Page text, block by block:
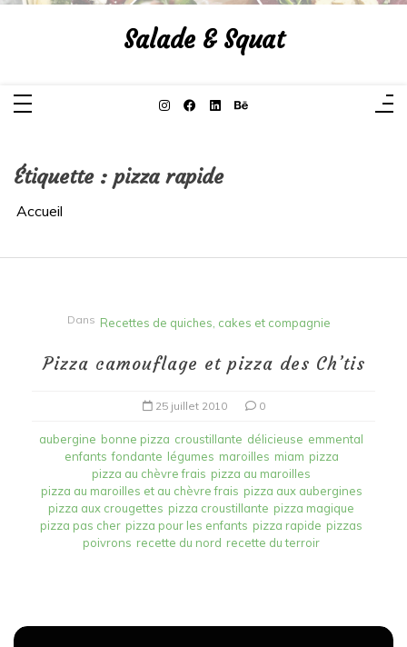
Aller
Salade & Squat
Étiquette : pizza rapide
Accueil
Dans Recettes de quiches, cakes et compagnie
Pizza camouflage et pizza des Ch’tis
25 juillet 2010 0
aubergine bonne pizza croustillante délicieuse emmental
enfants fondante légumes maroilles miam pizza
pizza au chèvre frais pizza au maroilles
pizza au maroilles et au chèvre frais pizza aux aubergines
pizza aux crougettes pizza croustillante pizza magique
pizza pas cher pizza pour les enfants pizza rapide pizzas
poivrons recette du nord recette du terroir